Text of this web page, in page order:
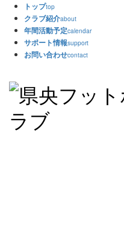
トップtop
クラブ紹介about
年間活動予定calendar
サポート情報support
お問い合わせcontact